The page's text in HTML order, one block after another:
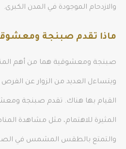
والازدحام الموجودة في المدن الكبرى.
ماذا تقدم صبنجة
صبنجة ومعشوقية هما من أهم
ويتساءل العديد من الزوار عن
القيام بها هناك. تقدم صبنجة
المثيرة للاهتمام، مثل مشاهدة
والتمتع بالطقس المشمس في